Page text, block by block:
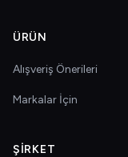
ÜRÜN
Alışveriş Önerileri
Markalar İçin
ŞIRKET